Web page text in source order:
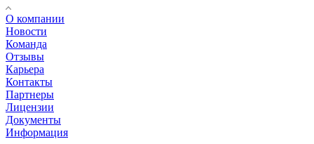
О компании
Новости
Команда
Отзывы
Карьера
Контакты
Партнеры
Лицензии
Документы
Информация